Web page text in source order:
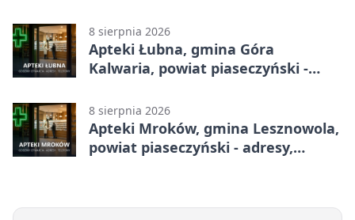
8 sierpnia 2026
Apteki Łubna, gmina Góra
Kalwaria, powiat piaseczyński -
8 sierpnia 2026
Apteki Mroków, gmina Lesznowola,
powiat piaseczyński - adresy,